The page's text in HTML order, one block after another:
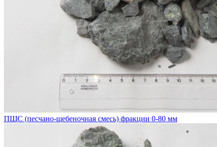
ПЩС (песчано-щебеночная смесь) фракции 0-80 мм